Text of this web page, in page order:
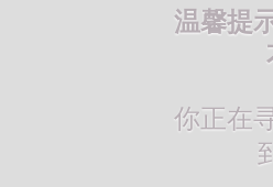
温馨提
你正在